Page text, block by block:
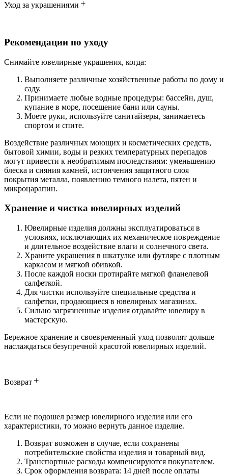
Уход за украшениями
Рекомендации по уходу
Снимайте ювелирные украшения, когда:
Выполняете различные хозяйственные работы по дому и
саду.
Принимаете любые водные процедуры: бассейн, душ,
купание в море, посещение бани или сауны.
Моете руки, используйте санитайзеры, занимаетесь
спортом и спите.
Воздействие различных моющих и косметических средств,
бытовой химии, воды и резких температурных перепадов
могут привести к необратимым последствиям: уменьшению
блеска и сияния камней, истончения защитного слоя
покрытия металла, появлению темного налета, пятен и
микроцарапин.
Хранение и чистка ювелирных изделий
Ювелирные изделия должны эксплуатироваться в
условиях, исключающих их механическое повреждение
и длительное воздействие влаги и солнечного света.
Храните украшения в шкатулке или футляре с плотным
каркасом и мягкой обивкой.
После каждой носки протирайте мягкой фланелевой
салфеткой.
Для чистки используйте специальные средства и
салфетки, продающиеся в ювелирных магазинах.
Сильно загрязненные изделия отдавайте ювелиру в
мастерскую.
Бережное хранение и своевременный уход позволят дольше
наслаждаться безупречной красотой ювелирных изделий.
Возврат
Если не подошел размер ювелирного изделия или его
характеристики, то можно вернуть данное изделие.
Возврат возможен в случае, если сохранены
потребительские свойства изделия и товарный вид.
Транспортные расходы компенсируются покупателем.
Срок оформления возврата: 14 дней после оплаты